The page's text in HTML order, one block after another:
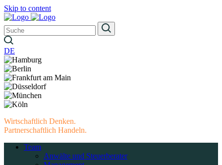
Skip to content
DE
Wirtschaftlich Denken.
Partnerschaftlich Handeln.
Team
Anwälte und Steuerberater